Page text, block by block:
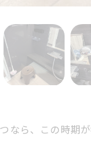
なら、この時期が